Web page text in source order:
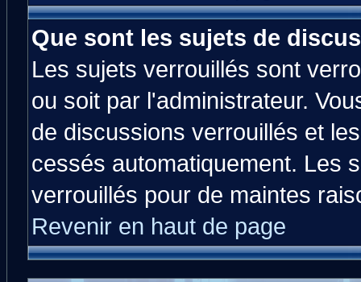
Que sont les sujets de
Les sujets verrouillés sont
ou soit par l'administrateur.
de discussions verrouillés et
cessés automatiquement. Les
verrouillés pour de maintes
Revenir en haut de page